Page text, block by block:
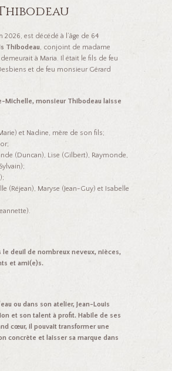
b
o
o
k
se
n
ge
r
ge
est décédé à l’âge de 64
Thibodeau, conjoint de madame
à Maria. Il était le fils de feu
et de feu monsieur Gérard
Michelle, monsieur Thibodeau laisse
et Nadine, mère de son fils;
(Duncan), Lise (Gilbert), Raymonde,
(Réjean), Maryse (Jean-Guy) et Isabelle
deuil de nombreux neveux, nièces,
et ami(e)s.
ou dans son atelier, Jean-Louis
et son talent à profit. Habile de ses
cœur, il pouvait transformer une
concrète et laisser sa marque dans